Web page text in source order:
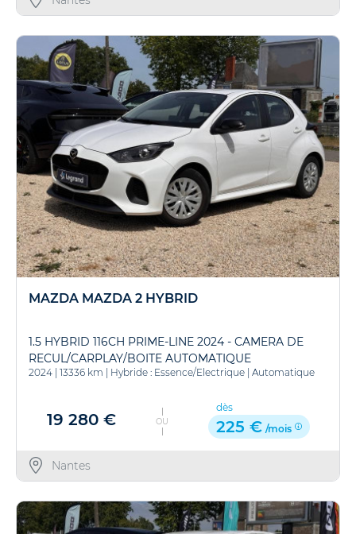
MAZDA MAZDA 2 HYBRID
1.5 HYBRID 116CH PRIME-LINE 2024 - CAMERA DE
RECUL/CARPLAY/BOITE AUTOMATIQUE
2024 13336 km Hybride : Essence/Electrique Automatique
19 280 € OU
dès
225 € /mois
Nantes